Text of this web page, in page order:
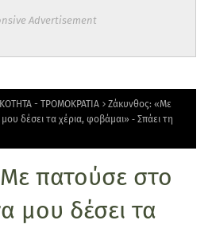
Advertisement
- ΤΡΟΜΟΚΡΑΤΙΑ
Ζάκυνθος: «Με
δέσει τα χέρια, φοβάμαι» ‑ Σπάει τη
πατούσε στο
μου δέσει τα